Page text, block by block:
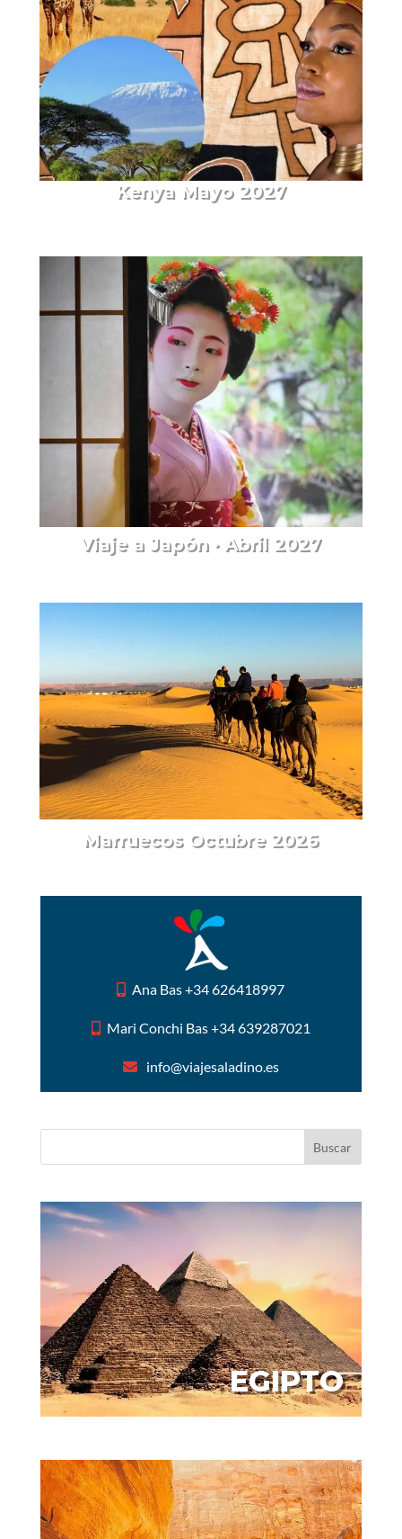
Kenya Mayo 2027
Viaje a Japón · Abril 2027
Marruecos Octubre 2026
Ana Bas +34 626418997
Mari Conchi Bas +34 639287021
info@viajesaladino.es
EGIPTO